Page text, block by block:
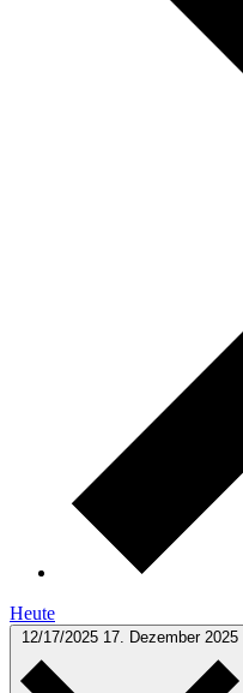
Heute
12/17/2025 17. Dezember 2025